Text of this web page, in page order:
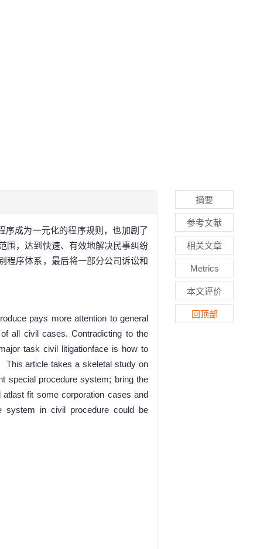
成为一元化的程序规则，也加剧了
围，达到快速、有效地解决民事纠纷
程序体系，最后将一部分公司诉讼和
pays more attention to general
all civil cases. Contradicting to the
task civil litigationface is how to
This article takes a skeletal study on
special procedure system; bring the
fit some corporation cases and
system in civil procedure could be
摘要
参考文献
相关文章
Metrics
本文评价
回顶部